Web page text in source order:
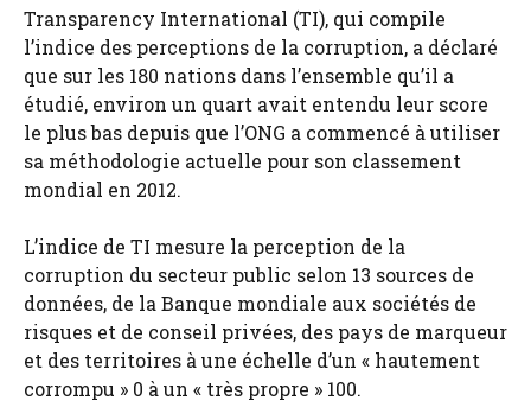
Transparency International (TI), qui compile
l’indice des perceptions de la corruption, a déclaré
que sur les 180 nations dans l’ensemble qu’il a
étudié, environ un quart avait entendu leur score
le plus bas depuis que l’ONG a commencé à utiliser
sa méthodologie actuelle pour son classement
mondial en 2012.
L’indice de TI mesure la perception de la
corruption du secteur public selon 13 sources de
données, de la Banque mondiale aux sociétés de
risques et de conseil privées, des pays de marqueur
et des territoires à une échelle d’un « hautement
corrompu » 0 à un « très propre » 100.